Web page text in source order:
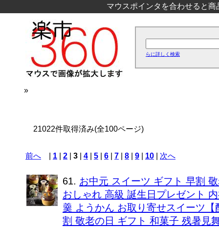
マウスポインタを合わせると
らに詳しく検索
»
21022件取得済み(全100ページ)
前へ 1 2 3 4 5 6 7 8 9 10 次へ
61. お中元 スイーツ ギフト 早割
おしゃれ 高級 誕生日プレゼント
羹 ようかん お取り寄せスイーツ
割 敬老の日 ギフト 和菓子 残暑見